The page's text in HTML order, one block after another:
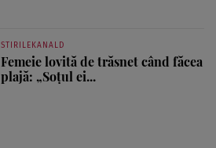
STIRILEKANALD
Femeie lovită de trăsnet când făcea
plajă: „Soțul ei...